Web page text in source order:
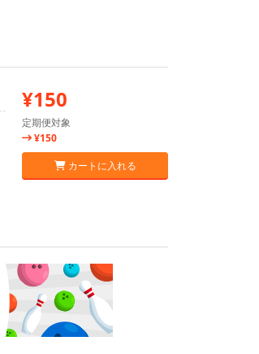
¥150
定期便対象
¥150
カートに入れる